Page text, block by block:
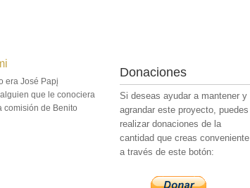
era José Papį
que le conociera
comisión de Benito
Donaciones
Si deseas ayudar a mantener y
agrandar este proyecto, puedes
realizar donaciones de la
cantidad que creas conveniente
a través de este botón: